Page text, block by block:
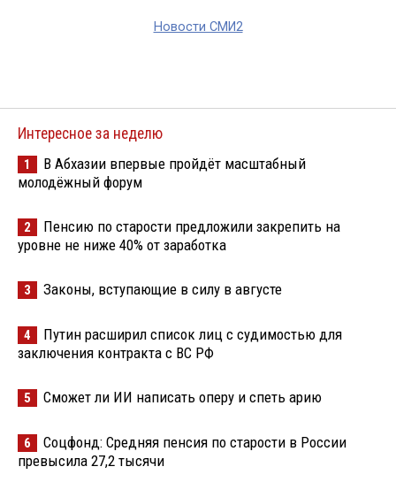
Новости СМИ2
Интересное за неделю
1
В Абхазии впервые пройдёт масштабный
молодёжный форум
2
Пенсию по старости предложили закрепить на
уровне не ниже 40% от заработка
3 Законы, вступающие в силу в августе
4
Путин расширил список лиц с судимостью для
заключения контракта с ВС РФ
5 Сможет ли ИИ написать оперу и спеть арию
6
Соцфонд: Средняя пенсия по старости в России
превысила 27,2 тысячи